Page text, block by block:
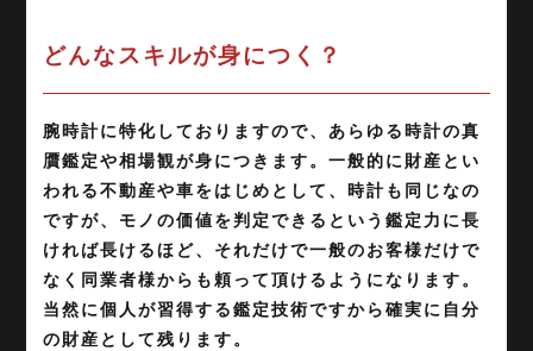
どんなスキルが身につく？
腕時計に特化しておりますので、あらゆる時計の真
贋鑑定や相場観が身につきます。一般的に財産とい
われる不動産や車をはじめとして、時計も同じなの
ですが、モノの価値を判定できるという鑑定力に長
ければ長けるほど、それだけで一般のお客様だけで
なく同業者様からも頼って頂けるようになります。
当然に個人が習得する鑑定技術ですから確実に自分
の財産として残ります。